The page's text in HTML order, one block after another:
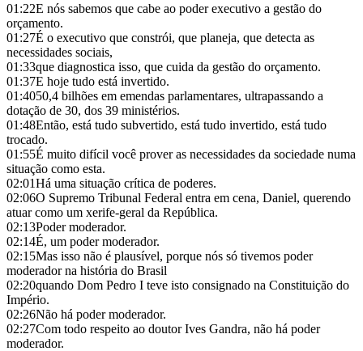
01:22E nós sabemos que cabe ao poder executivo a gestão do
orçamento.
01:27É o executivo que constrói, que planeja, que detecta as
necessidades sociais,
01:33que diagnostica isso, que cuida da gestão do orçamento.
01:37E hoje tudo está invertido.
01:4050,4 bilhões em emendas parlamentares, ultrapassando a
dotação de 30, dos 39 ministérios.
01:48Então, está tudo subvertido, está tudo invertido, está tudo
trocado.
01:55É muito difícil você prover as necessidades da sociedade numa
situação como esta.
02:01Há uma situação crítica de poderes.
02:06O Supremo Tribunal Federal entra em cena, Daniel, querendo
atuar como um xerife-geral da República.
02:13Poder moderador.
02:14É, um poder moderador.
02:15Mas isso não é plausível, porque nós só tivemos poder
moderador na história do Brasil
02:20quando Dom Pedro I teve isto consignado na Constituição do
Império.
02:26Não há poder moderador.
02:27Com todo respeito ao doutor Ives Gandra, não há poder
moderador.